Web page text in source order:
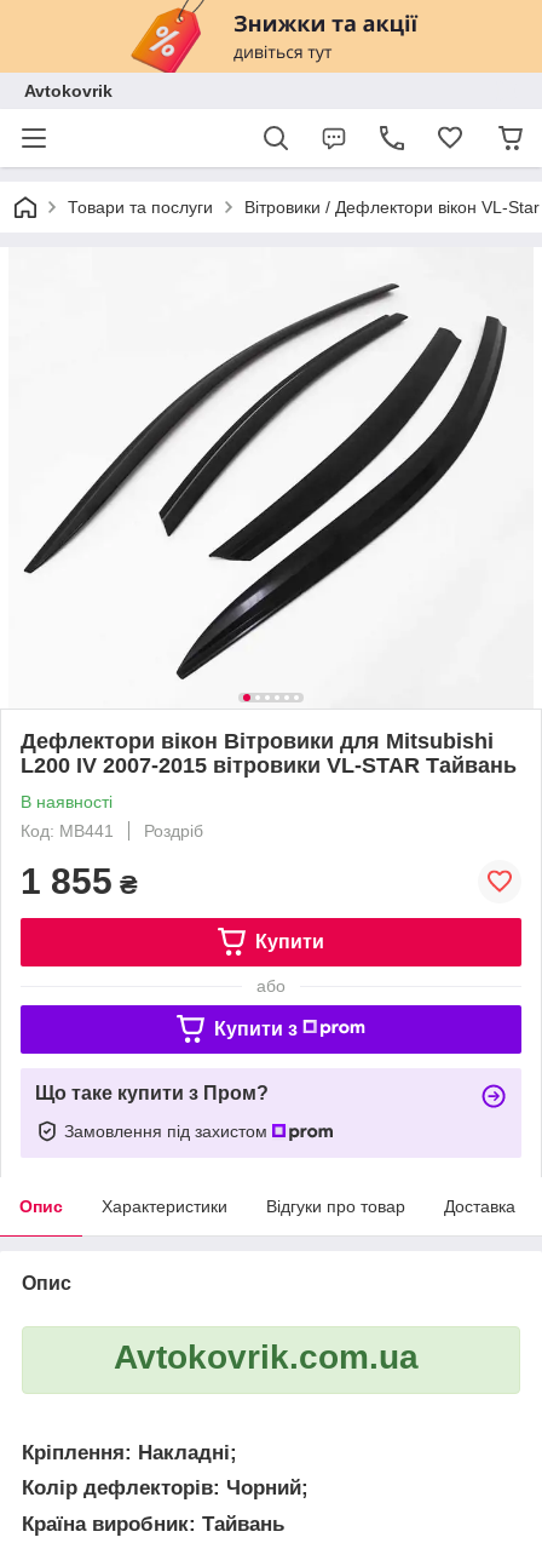
Avtokovrik
Товари та послуги Вітровики / Дефлектори вікон VL-
Дефлектори вікон Вітровики для Mitsubishi
L200 IV 2007-2015 вітровики VL-STAR Тайвань
В наявності
Код: MB441
Роздріб
1 855 ₴
Купити
або
Купити з
Що таке купити з Пром?
Замовлення під захистом
Опис Характеристики Відгуки про товар Доставка
Опис
Avtokovrik.com.ua
Кріплення: Накладні;
Колір дефлекторів: Чорний;
Країна виробник: Тайвань